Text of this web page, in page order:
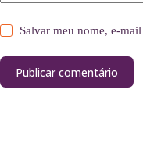
Salvar meu nome, e-
Publicar comentário